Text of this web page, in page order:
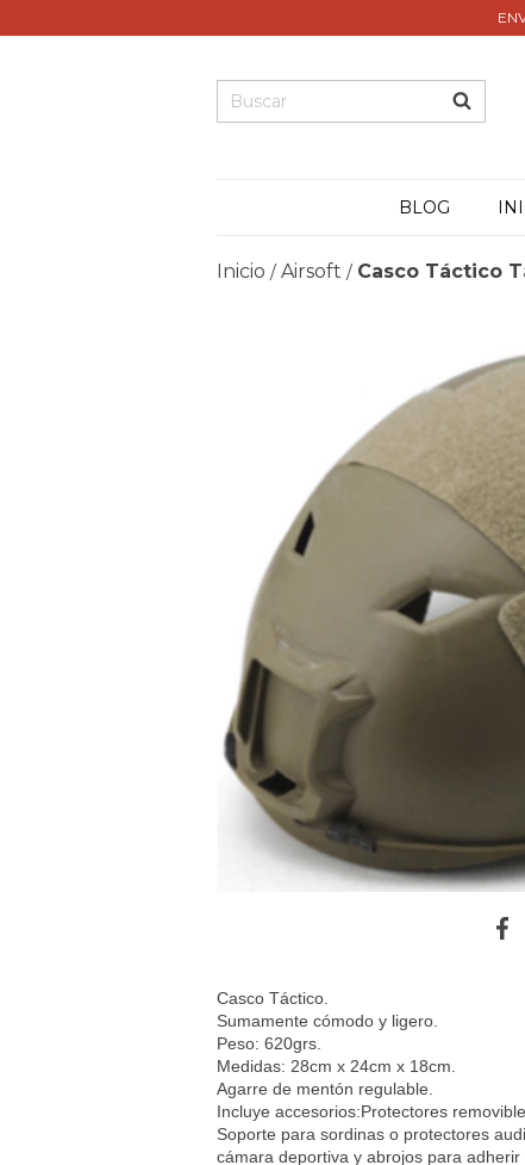
BLOG
Inicio / Airsoft / Casco Táctico
Casco Táctico.
Sumamente cómodo y ligero.
Peso: 620grs.
Medidas: 28cm x 24cm x 18cm.
Agarre de mentón regulable.
Incluye accesorios:Protectores
Soporte para sordinas o protectores
cámara deportiva y abrojos para adherir